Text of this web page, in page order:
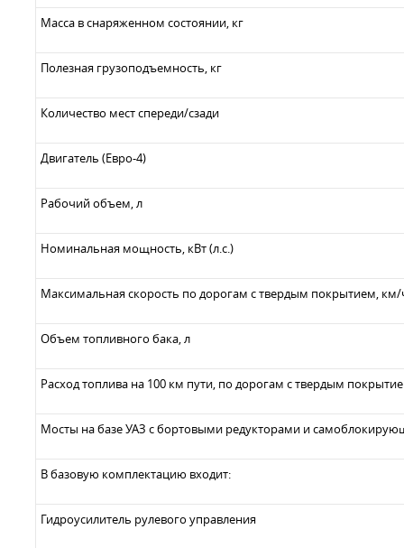
Масса в снаряженном состоянии, кг
Полезная грузоподъемность, кг
Количество мест спереди/сзади
Двигатель (Евро-4)
Рабочий объем, л
Номинальная мощность, кВт (л.с.)
Максимальная скорость по дорогам с твердым покрытием, км/
Объем топливного бака, л
Расход топлива на 100 км пути, по дорогам с твердым
Мосты на базе УАЗ с бортовыми редукторами и
В базовую комплектацию входит:
Гидроусилитель рулевого управления